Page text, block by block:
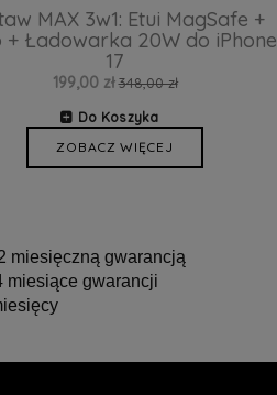
MAX 3w1: Etui MagSafe +
+ Ładowarka 20W do iPhone
17
199,00 zł 348,00 zł
Do Koszyka
ZOBACZ WIĘCEJ
miesięczną gwarancją
miesiące gwarancji